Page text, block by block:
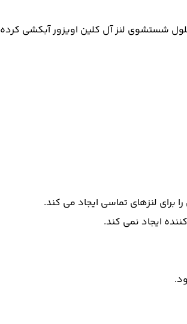
محلول شستشوی لنز آل کلین اویزور آبکشی
ایجاد نمی کند.